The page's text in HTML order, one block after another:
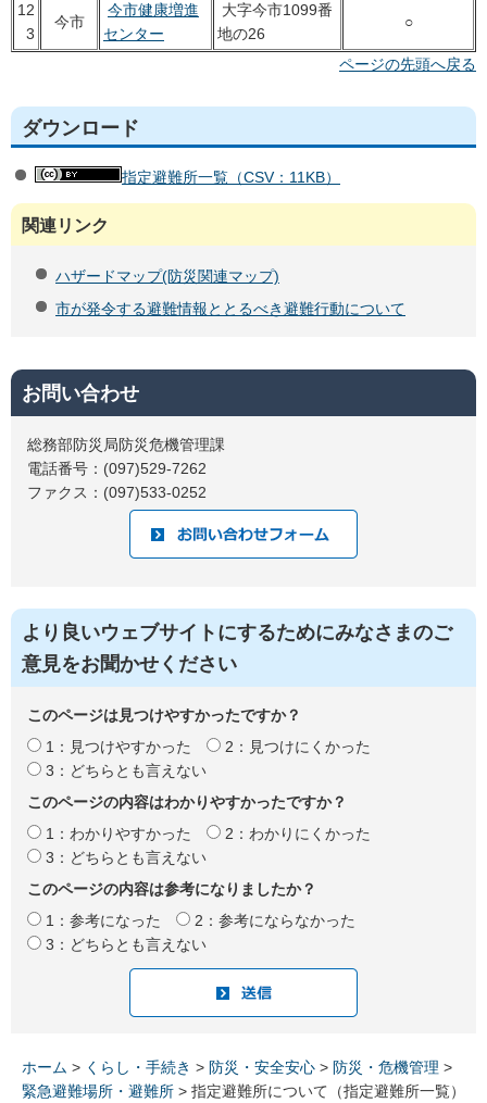
12
3
今市
今市健康増進
センター
大字今市1099番
地の26
○
ページの先頭へ戻る
ダウンロード
指定避難所一覧（CSV：11KB）
関連リンク
ハザードマップ(防災関連マップ)
市が発令する避難情報ととるべき避難行動について
お問い合わせ
総務部防災局防災危機管理課
電話番号：(097)529-7262
ファクス：(097)533-0252
より良いウェブサイトにするためにみなさまのご
意見をお聞かせください
このページは見つけやすかったですか？
1：見つけやすかった
2：見つけにくかった
3：どちらとも言えない
このページの内容はわかりやすかったですか？
1：わかりやすかった
2：わかりにくかった
3：どちらとも言えない
このページの内容は参考になりましたか？
1：参考になった
2：参考にならなかった
3：どちらとも言えない
ホーム > くらし・手続き > 防災・安全安心 > 防災・危機管理 >
緊急避難場所・避難所 > 指定避難所について（指定避難所一覧）